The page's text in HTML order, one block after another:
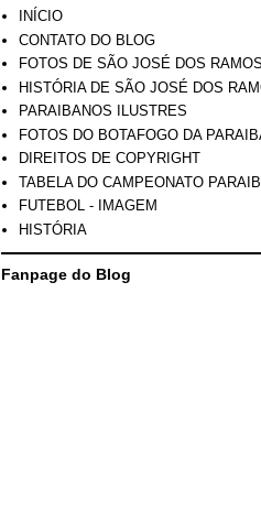
INÍCIO
CONTATO DO BLOG
FOTOS DE SÃO JOSÉ DOS
HISTÓRIA DE SÃO JOSÉ DOS
PARAIBANOS ILUSTRES
FOTOS DO BOTAFOGO DA
DIREITOS DE COPYRIGHT
TABELA DO CAMPEONATO
FUTEBOL - IMAGEM
HISTÓRIA
Fanpage do Blog